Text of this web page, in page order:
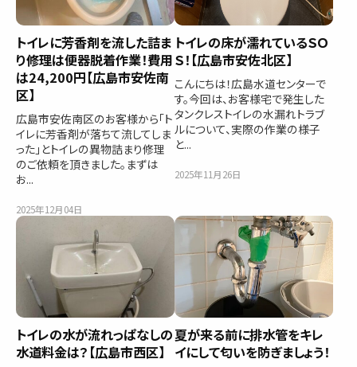
トイレに芳香剤を流した詰ま
り修理は便器脱着作業！費用
は24,200円【広島市安佐南
区】
広島市安佐南区のお客様から「ト
イレに芳香剤が落ちて流してしま
った」とトイレの異物詰まり修理
のご依頼を頂きました。まずは
お...
2025年12月04日
トイレの床が濡れているＳＯ
Ｓ！【広島市安佐北区】
こんにちは！広島水道センターで
す。今回は、お客様宅で発生した
タンクレストイレの水漏れトラブ
ルについて、実際の作業の様子
と...
2025年11月26日
トイレの水が流れっぱなしの
水道料金は？【広島市西区】
夏が来る前に排水管をキレ
イにして匂いを防ぎましょう！